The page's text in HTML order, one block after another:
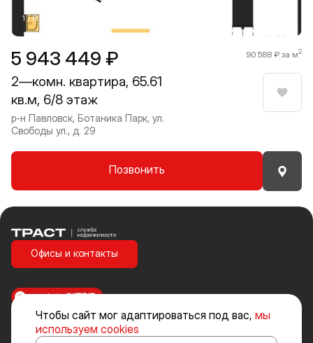
5 943 449 ₽ 90 588 ₽ за м2
2—комн. квартира, 65.61
кв.м, 6/8 этаж
р-н Павловск, Ботаника Парк, ул.
Свободы ул., д. 29
Позвонить
1 / 8
Чтобы сайт мог адаптироваться под вас, мы
используем cookies
Траст | Служба недвижимости
Офисы и контакты
Стоимость объектов недвижимости и иных товаров и услуг, не
включенных в «Прайс-лист» носит исключительно информационный
made inINTRID